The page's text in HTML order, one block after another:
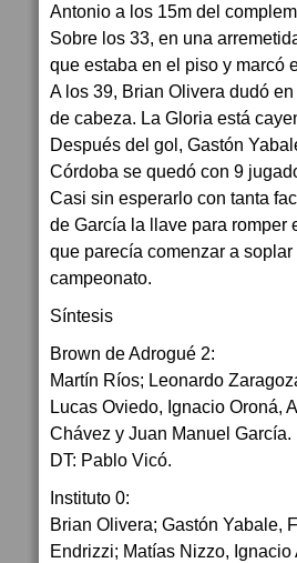
Antonio a los 15m del
Sobre los 33, en una
que estaba en el piso y marcó
A los 39, Brian Olivera dudó
de cabeza. La Gloria está
Después del gol, Gastón
Córdoba se quedó con 9
Casi sin esperarlo con tanta
de García la llave para romper
que parecía comenzar a
campeonato.
Síntesis
Brown de Adrogué 2:
Martín Ríos; Leonardo
Lucas Oviedo, Ignacio Oroná,
Chávez y Juan Manuel García.
DT: Pablo Vicó.
Instituto 0:
Brian Olivera; Gastón Yabale,
Endrizzi; Matías Nizzo,